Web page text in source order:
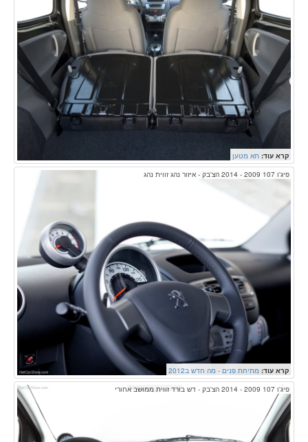
קרא עוד: תא מטען
פיג'ו 107 2009 - 2014 הצ'בק - איזור נהג זווית נהג
קרא עוד: מתיחת פנים - מה חדש ב2012
פיג'ו 107 2009 - 2014 הצ'בק - דש בורד זווית ממושב אחורי